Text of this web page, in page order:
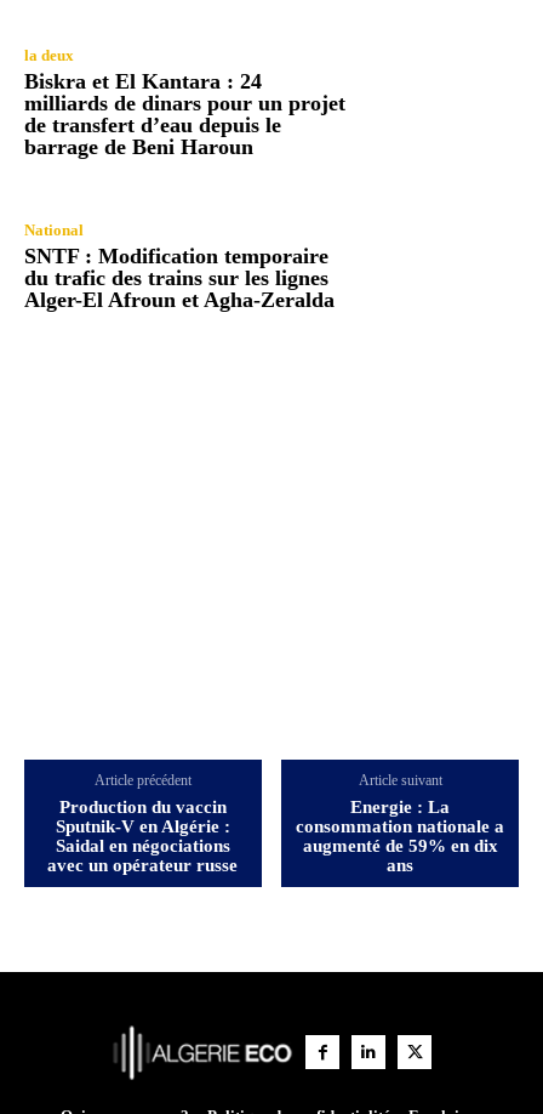
la deux
Biskra et El Kantara : 24
milliards de dinars pour un projet
de transfert d’eau depuis le
barrage de Beni Haroun
National
SNTF : Modification temporaire
du trafic des trains sur les lignes
Alger-El Afroun et Agha-Zeralda
Article précédent
Production du vaccin
Sputnik-V en Algérie :
Saidal en négociations
avec un opérateur russe
Article suivant
Energie : La
consommation nationale a
augmenté de 59% en dix
ans